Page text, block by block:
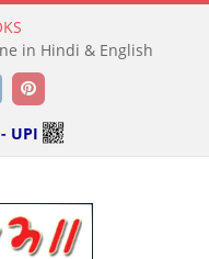
& English
Pinterest
UPI